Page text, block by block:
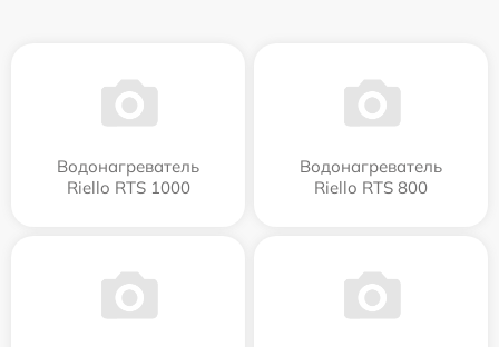
Водонагреватель
Riello RTS 1000
Водонагреватель
Riello RTS 800